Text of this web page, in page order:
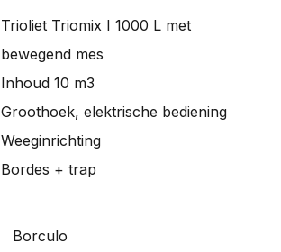
Trioliet Triomix I 1000 L met
bewegend mes
Inhoud 10 m3
Groothoek, elektrische bediening
Weeginrichting
Bordes + trap
Borculo